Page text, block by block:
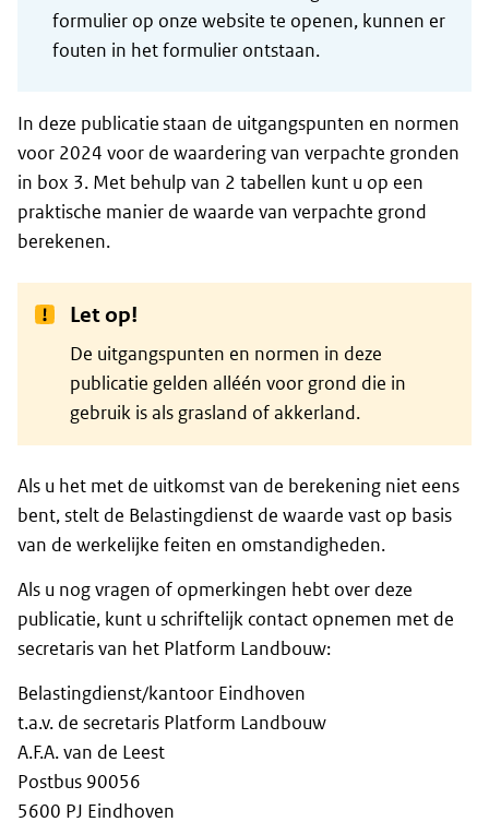
formulier op onze website te openen, kunnen er
fouten in het formulier ontstaan.
In deze publicatie staan de uitgangspunten en normen
voor 2024 voor de waardering van verpachte gronden
in box 3. Met behulp van 2 tabellen kunt u op een
praktische manier de waarde van verpachte grond
berekenen.
Let op!
De uitgangspunten en normen in deze
publicatie gelden alléén voor grond die in
gebruik is als grasland of akkerland.
Als u het met de uitkomst van de berekening niet eens
bent, stelt de Belastingdienst de waarde vast op basis
van de werkelijke feiten en omstandigheden.
Als u nog vragen of opmerkingen hebt over deze
publicatie, kunt u schriftelijk contact opnemen met de
secretaris van het Platform Landbouw:
Belastingdienst/kantoor Eindhoven
t.a.v. de secretaris Platform Landbouw
A.F.A. van de Leest
Postbus 90056
5600 PJ Eindhoven